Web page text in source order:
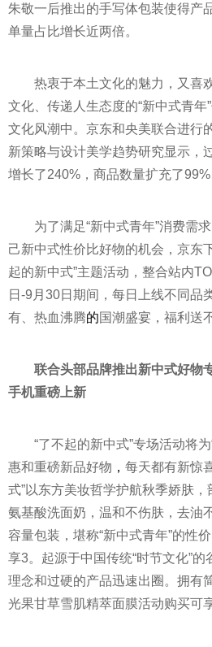
朱敬一后推出的手写体包装使得产
单量占比增长近两倍。
热衷于本土文化的魅力，又喜
文化、传递人生态度的“新中式青年
文化风潮中。京东和央美联合进行
新策略与设计美学趋势研究显示，
增长了240%，商品数量扩充了99%
为了满足“新中式青年”消费需
己新中式性价比好物的机会，京东
起的新中式”主题活动，整合站内
日-9月30日期间，每日上线不同品
有、热血沸腾的国潮盛宴，福利送
联合头部品牌推出新中式好物
手机重磅上新
“了不起的新中式”专场活动将
惠和重磅新品好物 ， 每天都有新惊
式”以东方美妆哲学护航秋季娇肤
氨基酸洗面奶，温和不伤肤，去油
容量包装，堪称“新中式青年”的性
享3。起源于中国传统“时节文化”
理念和过硬的产品迅速出圈。拥有
光果甘草雪肌精萃面膜活动购买可